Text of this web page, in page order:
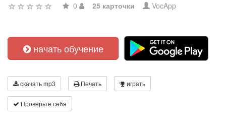
0 25 карточки VocApp
начать обучение
скачать mp3 Печать играть
Проверьте себя